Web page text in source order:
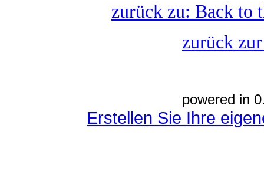
zurück zu: Back to
zurück
powered in
Erstellen Sie Ihre